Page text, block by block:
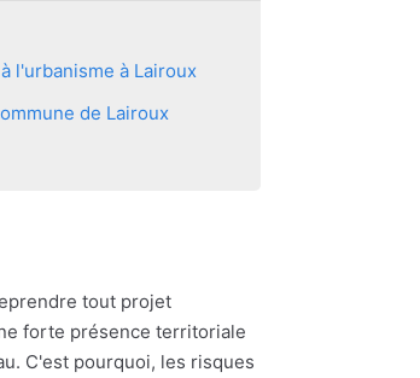
l'urbanisme à Lairoux
de Lairoux
tout projet
forte présence territoriale
C'est pourquoi, les risques